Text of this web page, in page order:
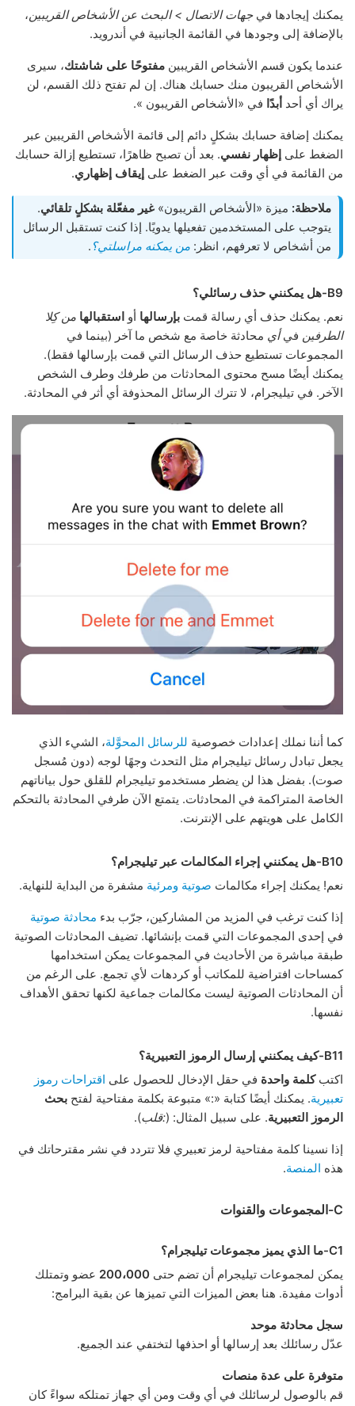
يمكنك إيجادها فيجهات الاتصال > البحث عن الأشخاص القريبين،
بالإضافة إلى وجودها في القائمة الجانبية في أندرويد.
عندما يكون قسم الأشخاص القريبين مفتوحًا على شاشتك، سيرى
الأشخاص القريبون منك حسابك هناك. إن لم تفتح ذلك القسم، لن
يراك أي أحد أبدًا في «الأشخاص القريبون ».
يمكنك إضافة حسابك بشكلٍ دائم إلى قائمة الأشخاص القريبين عبر
الضغط على إظهار نفسي. بعد أن تصبح ظاهرًا، تستطيع إزالة حسابك
من القائمة في أي وقت عبر الضغط على إيقاف إظهاري.
ملاحظة: ميزة «الأشخاص القريبون» غير مفعّلة بشكلٍ تلقائي.
يتوجب على المستخدمين تفعيلها يدويًا. إذا كنت تستقبل الرسائل
من أشخاص لا تعرفهم، انظر: من يمكنه مراسلتي؟ .
B9-هل يمكنني حذف رسائلي؟
نعم. يمكنك حذف أي رسالة قمت بإرسالها أو استقبالها من كِلا
الطرفين فيأي محادثة خاصة مع شخص ما آخر (بينما في
المجموعات تستطيع حذف الرسائل التي قمت بإرسالها فقط).
يمكنك أيضًا مسح محتوى المحادثات من طرفك وطرف الشخص
الآخر. في تيليجرام، لا تترك الرسائل المحذوفة أي أثر في المحادثة.
كما أننا نملك إعدادات خصوصية للرسائل المحوَّلة، الشيء الذي
يجعل تبادل رسائل تيليجرام مثل التحدث وجهًا لوجه (دون مُسجل
صوت). بفضل هذا لن يضطر مستخدمو تيليجرام للقلق حول بياناتهم
الخاصة المتراكمة في المحادثات. يتمتع الآن طرفي المحادثة بالتحكم
الكامل على هويتهم على الإنترنت.
B10-هل يمكنني إجراء المكالمات عبر تيليجرام؟
نعم! يمكنك إجراء مكالمات صوتية ومرئية مشفرة من البداية للنهاية.
إذا كنت ترغب في المزيد من المشاركين، جرّب بدء محادثة صوتية
في إحدى المجموعات التي قمت بإنشائها. تضيف المحادثات الصوتية
طبقة مباشرة من الأحاديث في المجموعات يمكن استخدامها
كمساحات افتراضية للمكاتب أو كردهات لأي تجمع. على الرغم من
أن المحادثات الصوتية ليست مكالمات جماعية لكنها تحقق الأهداف
نفسها.
B11-كيف يمكنني إرسال الرموز التعبيرية؟
اكتبكلمة واحدة في حقل الإدخال للحصول على اقتراحات رموز
تعبيرية. يمكنك أيضًا كتابة «:» متبوعة بكلمة مفتاحية لفتح بحث
الرموز التعبيرية. على سبيل المثال: (:قلب).
إذا نسينا كلمة مفتاحية لرمز تعبيري فلا تتردد في نشر مقترحاتك في
هذه المنصة.
C-المجموعات والقنوات
C1-ما الذي يميز مجموعات تيليجرام؟
يمكن لمجموعات تيليجرام أن تضم حتى 200،000 عضو وتمتلك
أدوات مفيدة. هنا بعض الميزات التي تميزها عن بقية البرامج:
سجل محادثة موحد
عدّل رسائلك بعد إرسالها أو احذفها لتختفي عند الجميع.
متوفرة على عدة منصات
قم بالوصول لرسائلك في أي وقت ومن أي جهاز تمتلكه سواءً كان